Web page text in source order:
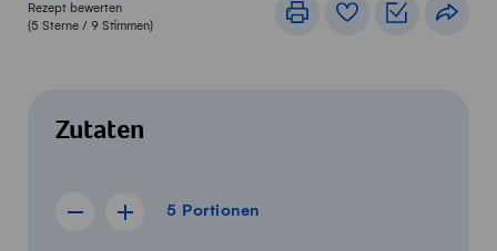
Rezept bewerten
(5 Sterne / 9 Stimmen)
DruckenRezeptbuch
Zutaten
5 Portionen
Rezept für 4 Portionen anzeigen
Rezept für 6 Portionen anzeigen
5 Portionen